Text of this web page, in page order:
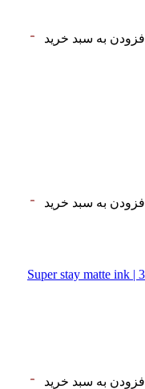
افزودن به سبد خرید
افزودن به سبد خرید
رژ مایع مات سوپر استی‌ برندمیبلین کد 35 | Super stay matte ink
افزودن به سبد خرید